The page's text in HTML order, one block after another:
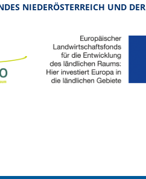
NIEDERÖSTERREICH UND DER